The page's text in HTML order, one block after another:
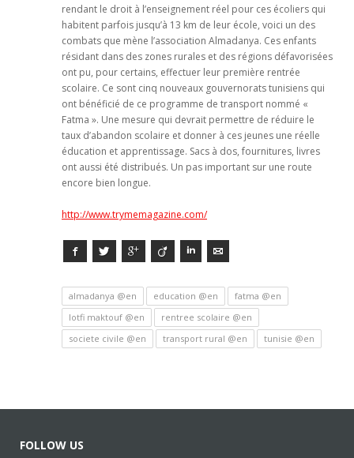
rendant le droit à l’enseignement réel pour ces écoliers qui
habitent parfois jusqu’à 13 km de leur école, voici un des
combats que mène l’association Almadanya. Ces enfants
résidant dans des zones rurales et des régions défavorisées
ont pu, pour certains, effectuer leur première rentrée
scolaire. Ce sont cinq nouveaux gouvernorats tunisiens qui
ont bénéficié de ce programme de transport nommé «
Fatma ». Une mesure qui devrait permettre de réduire le
taux d’abandon scolaire et donner à ces jeunes une réelle
éducation et apprentissage. Sacs à dos, fournitures, livres
ont aussi été distribués. Un pas important sur une route
encore bien longue.
http://www.trymemagazine.com/
Facebook TwitterGoogle+ ViadeoLinkedInE-mail
almadanya @en education @en
fatma @en
lotfi maktouf @en
rentree scolaire @en
societe civile @en
transport rural @en tunisie @en
FOLLOW US